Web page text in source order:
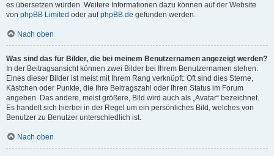
es übersetzen würden. Weitere Informationen dazu können auf der Website
von phpBB Limited oder aufphpBB.de gefunden werden.
Nach oben
Was sind das für Bilder, die bei meinem Benutzernamen angezeigt werden?
In der Beitragsansicht können zwei Bilder bei Ihrem Benutzernamen stehen.
Eines dieser Bilder ist meist mit Ihrem Rang verknüpft: Oft sind dies Sterne,
Kästchen oder Punkte, die Ihre Beitragszahl oder Ihren Status im Forum
angeben. Das andere, meist größere, Bild wird auch als „Avatar“ bezeichnet.
Es handelt sich hierbei in der Regel um ein persönliches Bild, welches von
Benutzer zu Benutzer unterschiedlich ist.
Nach oben